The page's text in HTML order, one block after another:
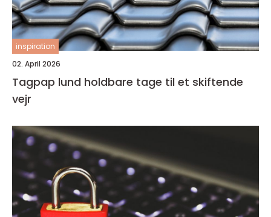
inspiration
02. April 2026
Tagpap lund holdbare tage til et skiftende
vejr